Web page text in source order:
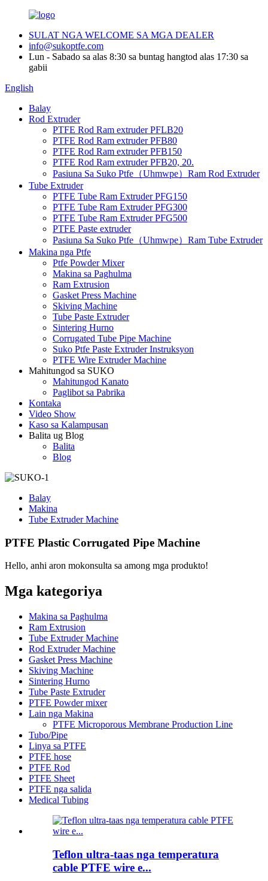
SULAT NGA WELCOME SA MGA DEALER
info@sukoptfe.com
Lun - Sabado sa alas 8:30 sa buntag hangtod alas 17:30 sa
gabii
English
Balay
Rod Extruder
PTFE Rod Ram extruder PFLB20
PTFE Rod Ram extruder PFB80
PTFE Rod Ram extruder PFB150
PTFE Rod Ram extruder PFB20, 20.
Pasiuna Sa Suko Ptfe（Uhmwpe）Ram Rod Extruder
Tube Extruder
PTFE Tube Ram Extruder PFG150
PTFE Tube Ram Extruder PFG300
PTFE Tube Ram Extruder PFG500
PTFE Paste extruder
Pasiuna Sa Suko Ptfe（Uhmwpe）Ram Tube Extruder
Makina nga Ptfe
Ptfe Powder Mixer
Makina sa Paghulma
Ram Extrusion
Gasket Press Machine
Skiving Machine
Tube Paste Extruder
Sintering Hurno
Corrugated Tube Pipe Machine
Suko Ptfe Paste Extruder Instruksyon
PTFE Wire Extruder Machine
Mahitungod sa SUKO
Mahitungod Kanato
Paglibot sa Pabrika
Kontaka
Video Show
Kaso sa Kalampusan
Balita ug Blog
Balita
Blog
Balay
Makina
Tube Extruder Machine
PTFE Plastic Corrugated Pipe Machine
Hello, anhi aron mokonsulta sa among mga produkto!
Mga kategoriya
Makina sa Paghulma
Ram Extrusion
Tube Extruder Machine
Rod Extruder Machine
Gasket Press Machine
Skiving Machine
Sintering Hurno
Tube Paste Extruder
PTFE Powder mixer
Lain nga Makina
PTFE Microporous Membrane Production Line
Tubo/Pipe
Linya sa PTFE
PTFE hose
PTFE Rod
PTFE Sheet
PTFE nga salida
Medical Tubing
Teflon ultra-taas nga temperatura
cable PTFE wire e...